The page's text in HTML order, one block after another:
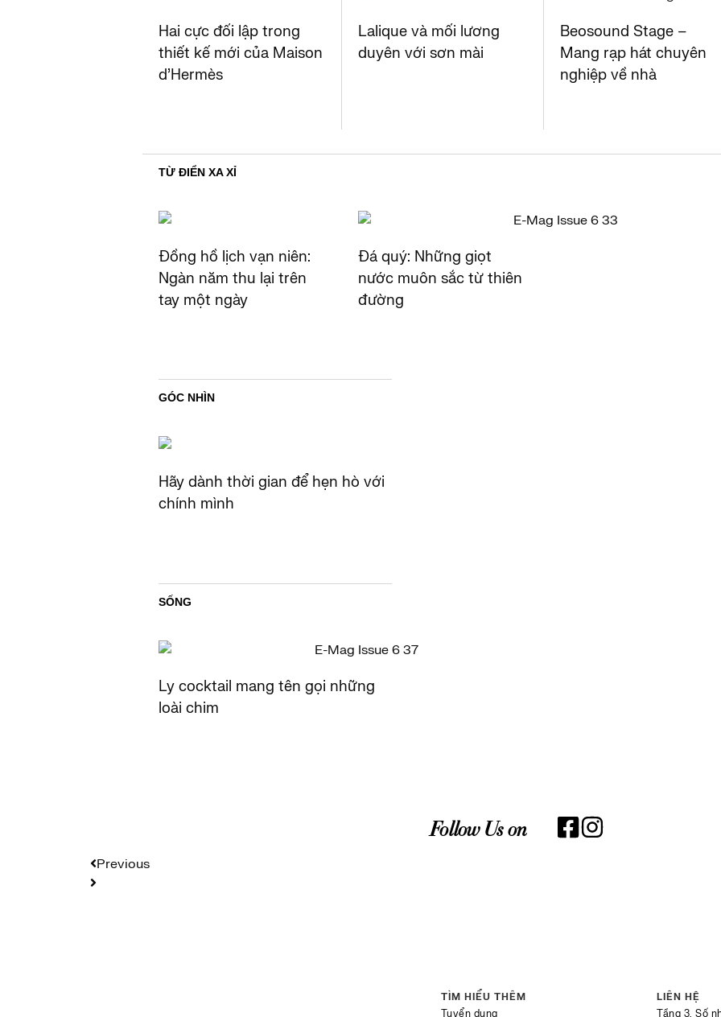
Hai cực đối lập trong
thiết kế mới của Maison
d’Hermès​
Lalique và mối lương
duyên với sơn mài
Beosound Stage –
Mang rạp hát chuyên
nghiệp về nhà
TỪ ĐIỂN XA XỈ
Đồng hồ lịch vạn niên:
Ngàn năm thu lại trên
tay một ngày
Đá quý: Những giọt
nước muôn sắc từ thiên
đường
GÓC NHÌN
Hãy dành thời gian để hẹn hò với
chính mình
SỐNG
Ly cocktail mang tên gọi những
loài chim
Follow Us on
Previous
TÌM HIỂU THÊM
Tuyển dụng
LIÊN HỆ
Tầng 3, Số